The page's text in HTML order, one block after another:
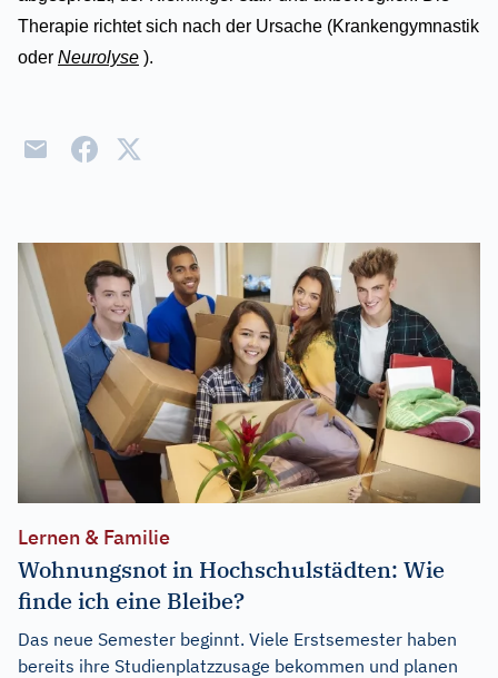
Therapie richtet sich nach der Ursache (Krankengymnastik
oder Neurolyse ).
Lernen & Familie
Wohnungsnot in Hochschulstädten: Wie
finde ich eine Bleibe?
Das neue Semester beginnt. Viele Erstsemester haben
bereits ihre Studienplatzzusage bekommen und planen